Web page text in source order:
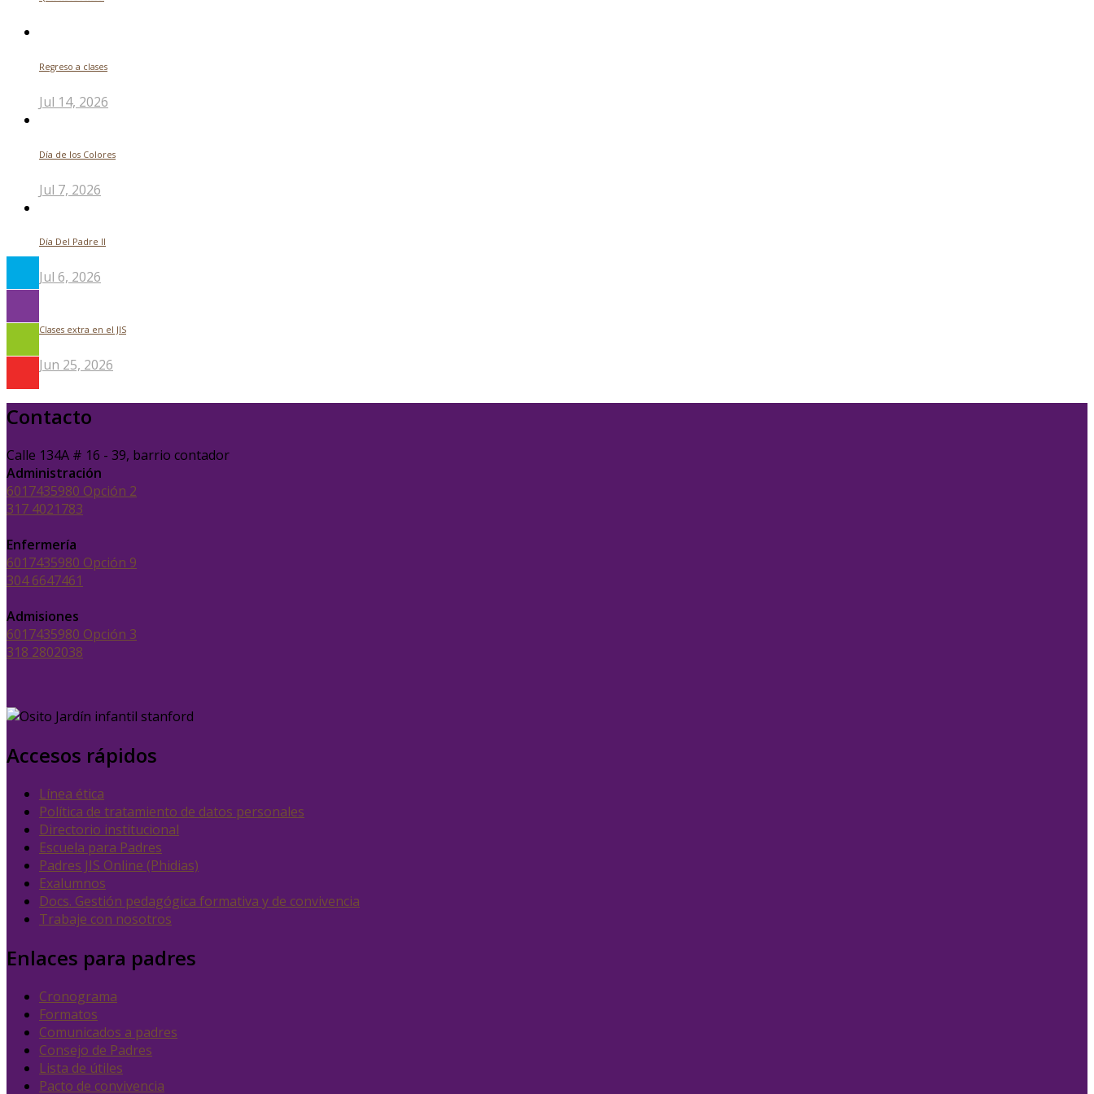
Regreso a clases
Jul 14, 2026
Día de los Colores
Jul 7, 2026
Día Del Padre ll
Jul 6, 2026
Clases extra en el JIS
Jun 25, 2026
Contacto
Calle 134A # 16 - 39, barrio contador
Administración
6017435980 Opción 2
317 4021783
Enfermería
6017435980 Opción 9
304 6647461
Admisiones
6017435980 Opción 3
318 2802038
Accesos rápidos
Línea ética
Política de tratamiento de datos personales
Directorio institucional
Escuela para Padres
Padres JIS Online (Phidias)
Exalumnos
Docs. Gestión pedagógica formativa y de convivencia
Trabaje con nosotros
Enlaces para padres
Cronograma
Formatos
Comunicados a padres
Consejo de Padres
Lista de útiles
Pacto de convivencia